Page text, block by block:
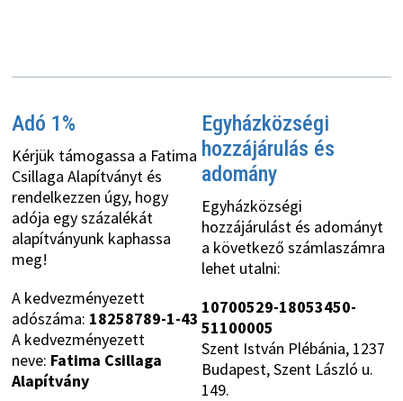
Adó 1%
Kérjük támogassa a Fatima
Csillaga Alapítványt és
rendelkezzen úgy, hogy
adója egy százalékát
alapítványunk kaphassa
meg!
A kedvezményezett
adószáma: 18258789-1-43
A kedvezményezett
neve: Fatima Csillaga
Alapítvány
Egyházközségi
hozzájárulás és
adomány
Egyházközségi
hozzájárulást és adományt
a következő számlaszámra
lehet utalni:
10700529-18053450-
51100005
Szent István Plébánia, 1237
Budapest, Szent László u.
149.